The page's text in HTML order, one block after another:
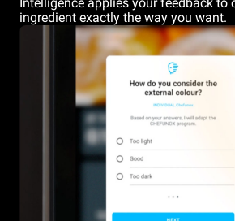
ingredient exactly the way you want.